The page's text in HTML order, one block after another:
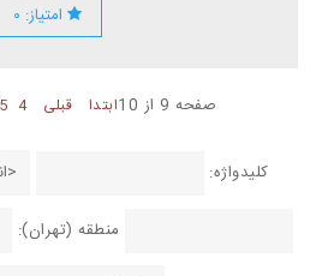
امتیاز: ۰
صفحه 9 از 10 ابتدا قبلی 4
5
کلیدواژه:
منطقه (تهران):